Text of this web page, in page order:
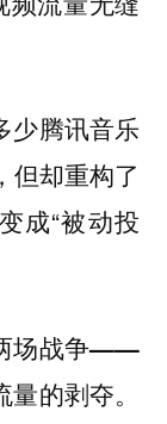
少腾讯音乐
却重构了
成“被动投
场战争——
的剥夺。